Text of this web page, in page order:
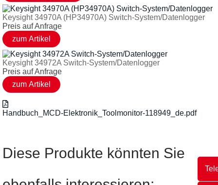
Keysight 34970A (HP34970A) Switch-System/Datenlogger
Preis auf Anfrage
Keysight 34972A Switch-System/Datenlogger
Preis auf Anfrage
Handbuch_MCD-Elektronik_Toolmonitor-118949_de.pdf
Diese Produkte könnten Sie